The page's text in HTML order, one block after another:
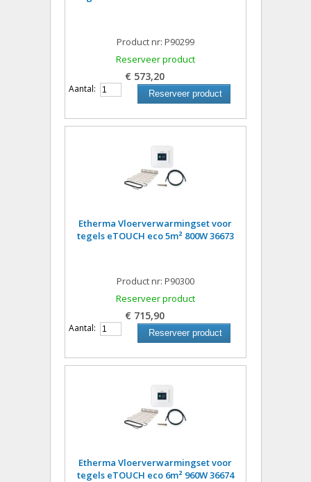
Product nr: P90299
Reserveer product
€ 573,20
Aantal: Reserveer product
Etherma Vloerverwarmingset voor
tegels eTOUCH eco 5m² 800W 36673
Product nr: P90300
Reserveer product
€ 715,90
Aantal: Reserveer product
Etherma Vloerverwarmingset voor
tegels eTOUCH eco 6m² 960W 36674